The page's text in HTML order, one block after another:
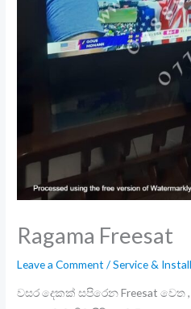
Ragama Freesat
Leave a Comment /Service &
වසර දෙකක් සපිරෙන Freesat වෙත